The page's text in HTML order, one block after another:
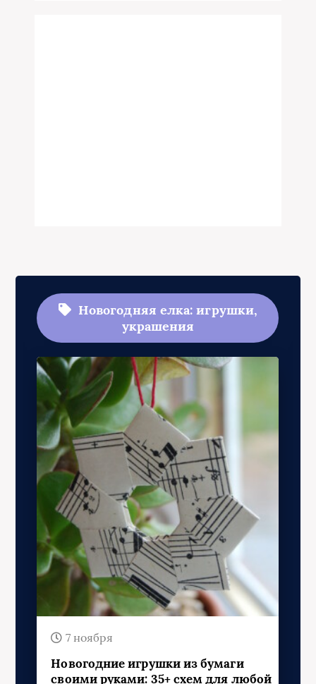
Новогодняя елка: игрушки,
украшения
7 ноября
Новогодние игрушки из бумаги
своими руками: 35+ схем для любой